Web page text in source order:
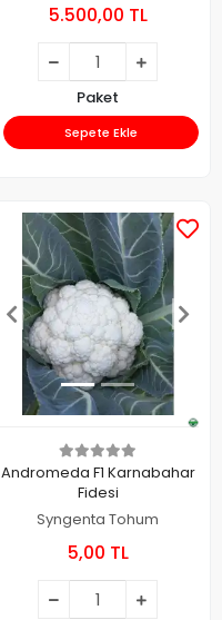
5.500,00 TL
Paket
Sepete Ekle
Andromeda F1 Karnabahar
Fidesi
Syngenta Tohum
5,00 TL